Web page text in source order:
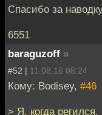
Спасибо за
6551
baraguzoff »
#52 | 11.08.16 08:24
Кому: Bodisey, #46
> Я, когда